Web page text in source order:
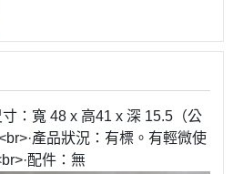
寸：寬 48 x 高41 x 深 15.5（公
產品狀況：有標。有輕微使
配件：無